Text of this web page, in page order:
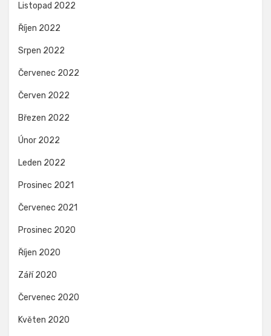
Listopad 2022
Říjen 2022
Srpen 2022
Červenec 2022
Červen 2022
Březen 2022
Únor 2022
Leden 2022
Prosinec 2021
Červenec 2021
Prosinec 2020
Říjen 2020
Září 2020
Červenec 2020
Květen 2020